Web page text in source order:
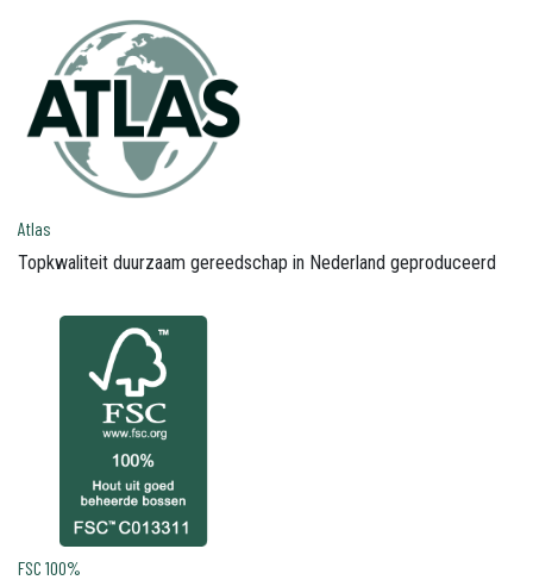
Atlas
Topkwaliteit duurzaam gereedschap in Nederland geproduceerd
FSC 100%